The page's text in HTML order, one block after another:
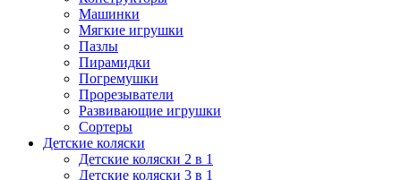
Машинки
Мягкие игрушки
Пазлы
Пирамидки
Погремушки
Прорезыватели
Развивающие игрушки
Сортеры
Детские коляски
Детские коляски 2 в 1
Детские коляски 3 в 1